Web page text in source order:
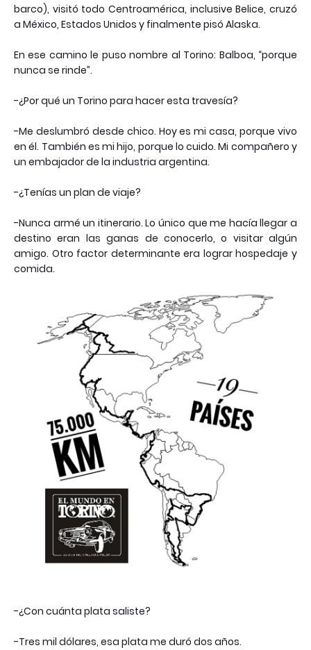
barco), visitó todo Centroamérica, inclusive Belice, cruzó
a México, Estados Unidos y finalmente pisó Alaska.
En ese camino le puso nombre al Torino: Balboa, “porque
nunca se rinde”.
-¿Por qué un Torino para hacer esta travesía?
-Me deslumbró desde chico. Hoy es mi casa, porque vivo
en él. También es mi hijo, porque lo cuido. Mi compañero y
un embajador de la industria argentina.
-¿Tenías un plan de viaje?
-Nunca armé un itinerario. Lo único que me hacía llegar a
destino eran las ganas de conocerlo, o visitar algún
amigo. Otro factor determinante era lograr hospedaje y
comida.
-¿Con cuánta plata saliste?
-Tres mil dólares, esa plata me duró dos años.